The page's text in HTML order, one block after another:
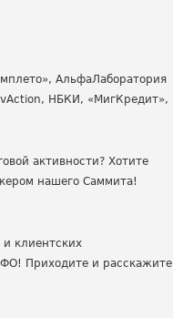
АльфаЛаборатория
НБКИ, «МигКредит»,
активности? Хотите
нашего Саммита!
клиентских
Приходите и расскажите